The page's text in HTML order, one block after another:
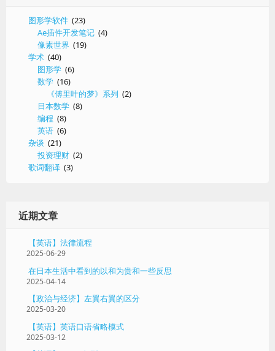
图形学软件 (23)
Ae插件开发笔记 (4)
像素世界 (19)
学术 (40)
图形学 (6)
数学 (16)
《傅里叶的梦》系列 (2)
日本数学 (8)
编程 (8)
英语 (6)
杂谈 (21)
投资理财 (2)
歌词翻译 (3)
近期文章
【英语】法律流程
2025-06-29
在日本生活中看到的以和为贵和一些反思
2025-04-14
【政治与经济】左翼右翼的区分
2025-03-20
【英语】英语口语省略模式
2025-03-12